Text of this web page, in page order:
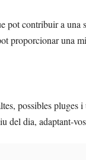
pot contribuir a una
proporcionar una
possibles
dia, adaptant-